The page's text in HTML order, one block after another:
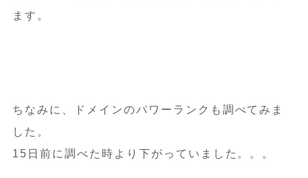
ます。
ちなみに、ドメインのパワーランクも調べてみま
した。
15日前に調べた時より下がっていました。。。